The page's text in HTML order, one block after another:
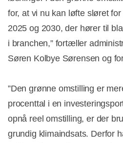
for, at vi nu kan løfte sløret
2025 og 2030, der hører til
i branchen,” fortæller
Søren Kolbye Sørensen og
”Den grønne omstilling er
procenttal i en
opnå reel omstilling, er der
grundig klimaindsats. Derfor